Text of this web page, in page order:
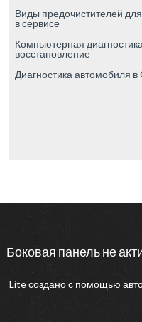
Виды предочистителей
в сервисе
Компьютерная
восстановление
Диагностика автомобиля
Боковая панель не
Liteсоздано с помощью